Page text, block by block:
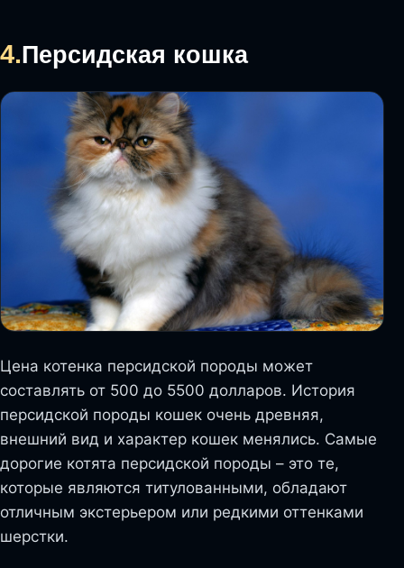
4.Персидская кошка
Цена котенка персидской породы может
составлять от 500 до 5500 долларов. История
персидской породы кошек очень древняя,
внешний вид и характер кошек менялись. Самые
дорогие котята персидской породы – это те,
которые являются титулованными, обладают
отличным экстерьером или редкими оттенками
шерстки.